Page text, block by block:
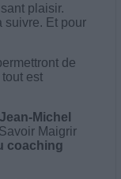
plaisir.
suivre. Et pour
de
tout est
Jean-Michel
Maigrir
coaching